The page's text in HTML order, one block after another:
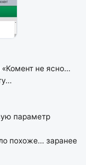
не ясно…
параметр
похоже… заранее